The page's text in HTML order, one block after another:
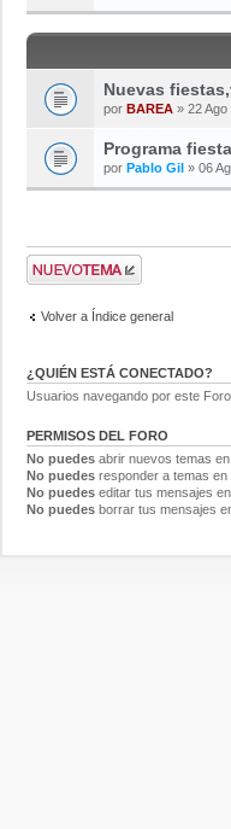
Nuevas
por BAREA » 22 Ago
Programa
por Pablo Gil » 06
Volver a Índice general
¿QUIÉN ESTÁ CONECTADO?
Usuarios navegando por este
PERMISOS DEL FORO
No puedes abrir nuevos temas
No puedes responder a temas en
No puedes editar tus mensajes
No puedes borrar tus mensajes